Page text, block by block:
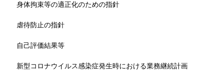
身体拘束等の適正化のための指針
虐待防止の指針
自己評価結果等
新型コロナウイルス感染症発生時における業務継続計画